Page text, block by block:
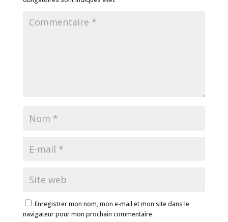
Enregistrer mon nom, mon e-mail et mon site dans le
navigateur pour mon prochain commentaire.